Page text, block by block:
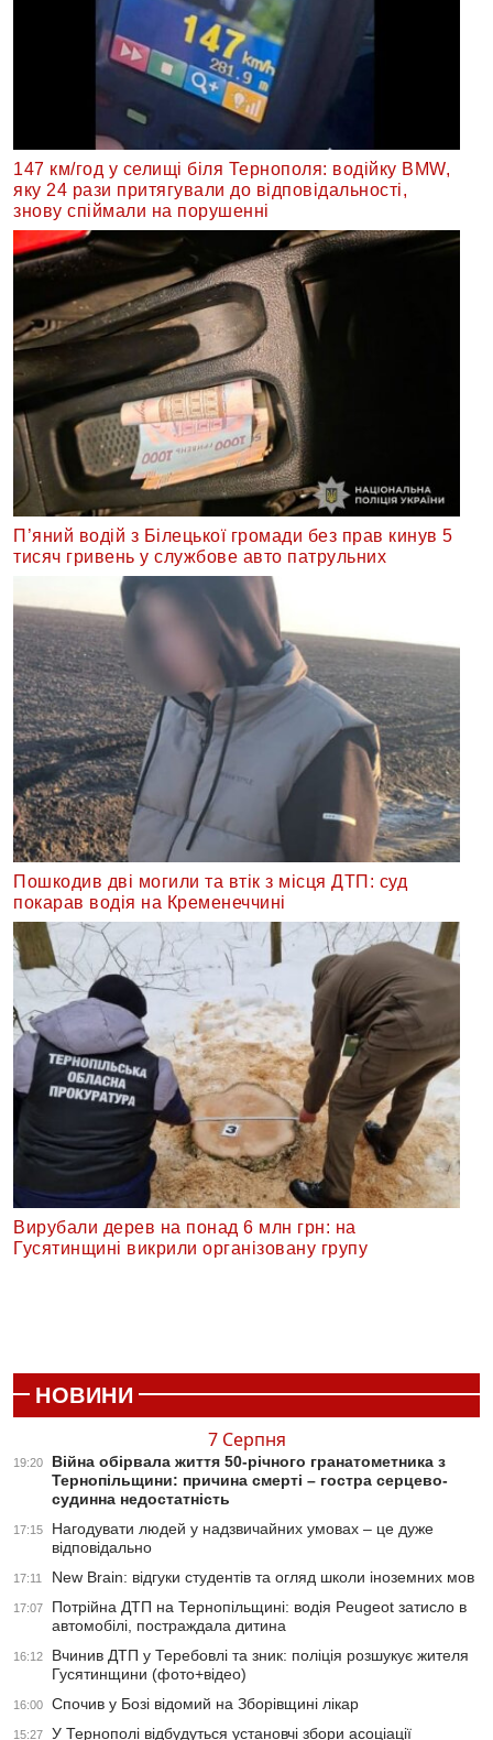
147 км/год у селищі біля Тернополя: водійку BMW,
яку 24 рази притягували до відповідальності,
знову спіймали на порушенні
П’яний водій з Білецької громади без прав кинув 5
тисяч гривень у службове авто патрульних
Пошкодив дві могили та втік з місця ДТП: суд
покарав водія на Кременеччині
Вирубали дерев на понад 6 млн грн: на
Гусятинщині викрили організовану групу
НОВИНИ
7 Серпня
19:20
Війна обірвала життя 50-річного гранатометника з
Тернопільщини: причина смерті – гостра серцево-
судинна недостатність
17:15
Нагодувати людей у надзвичайних умовах – це дуже
відповідально
17:11 New Brain: відгуки студентів та огляд школи іноземних мов
17:07
Потрійна ДТП на Тернопільщині: водія Peugeot затисло в
автомобілі, постраждала дитина
16:12
Вчинив ДТП у Теребовлі та зник: поліція розшукує жителя
Гусятинщини (фото+відео)
16:00 Спочив у Бозі відомий на Зборівщині лікар
15:27 У Тернополі відбудуться установчі збори асоціації